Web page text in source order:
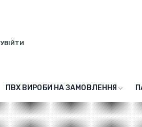
УВІЙТИ
ПВХ ВИРОБИ НА ЗАМОВЛЕННЯ